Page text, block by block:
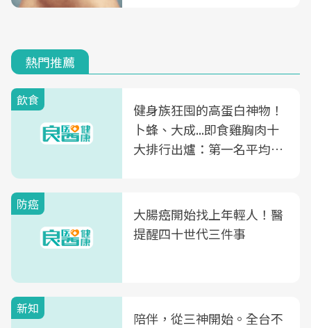
熱門推薦
飲食
健身族狂囤的高蛋白神物！
卜蜂、大成...即食雞胸肉十
大排行出爐：第一名平均一
防癌
大腸癌開始找上年輕人！醫
提醒四十世代三件事
新知
陪伴，從三神開始。全台不